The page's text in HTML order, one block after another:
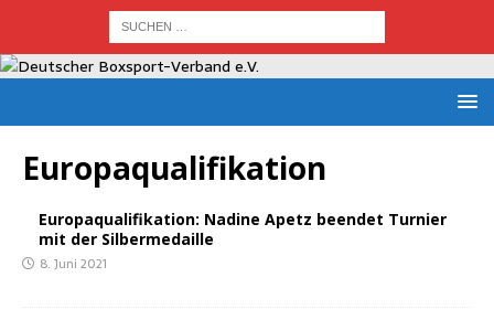
Europaqualifikation
Euro­pa­qua­li­fi­ka­ti­on: Nadi­ne Apetz been­det Tur­nier
mit der Silbermedaille
8. Juni 2021